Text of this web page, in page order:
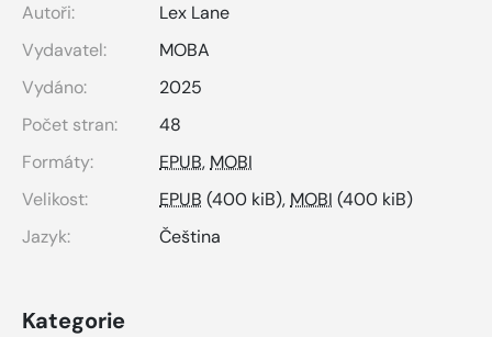
Autoři:
Lex Lane
Vydavatel:
MOBA
Vydáno:
2025
Počet stran:
48
Formáty:
EPUB,MOBI
Velikost:
EPUB (400 kiB),MOBI (400 kiB)
Jazyk:
Čeština
Kategorie